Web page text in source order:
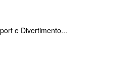
e Divertimento...